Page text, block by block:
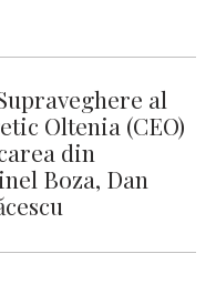
al
Oltenia (CEO)
din
Boza, Dan